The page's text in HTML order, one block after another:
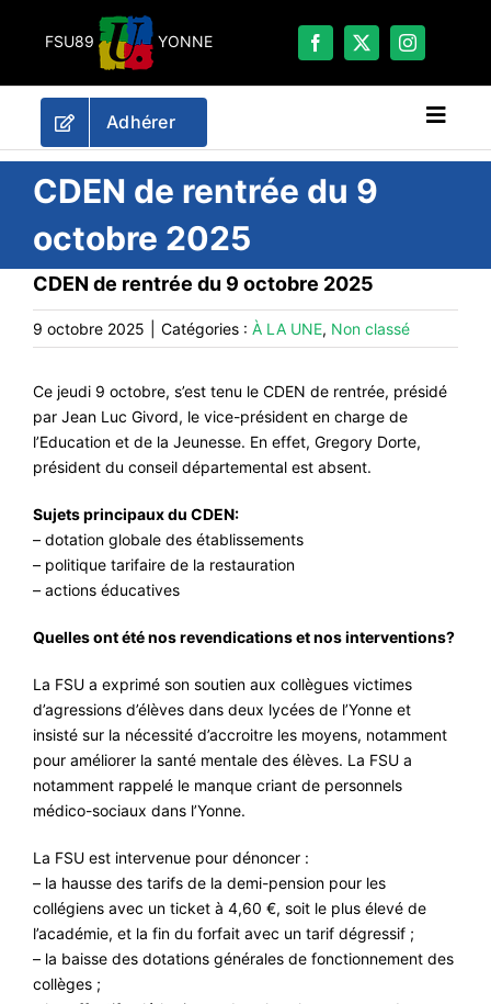
FSU89 YONNE
Adhérer
à
RECHERCHER:
#ACTUALITÉS
LA FSU 89
PUBLICATIONS
CONTACT
#FORMATION
#ÉLECTIONS
#MÉDIAS
#DÉBATS
#PRESSE
#ARCHIVES
CDEN de rentrée du 9
octobre 2025
CDEN de rentrée du 9 octobre 2025
9 octobre 2025 Catégories : À LA UNE, Non classé
Ce jeudi 9 octobre, s’est tenu le CDEN de rentrée, présidé
par Jean Luc Givord, le vice-président en charge de
l’Education et de la Jeunesse. En effet, Gregory Dorte,
président du conseil départemental est absent.
Sujets principaux du CDEN:
– dotation globale des établissements
– politique tarifaire de la restauration
– actions éducatives
Quelles ont été nos revendications et nos interventions?
La FSU a exprimé son soutien aux collègues victimes
d’agressions d’élèves dans deux lycées de l’Yonne et
insisté sur la nécessité d’accroitre les moyens, notamment
pour améliorer la santé mentale des élèves. La FSU a
notamment rappelé le manque criant de personnels
médico-sociaux dans l’Yonne.
La FSU est intervenue pour dénoncer :
– la hausse des tarifs de la demi-pension pour les
collégiens avec un ticket à 4,60 €, soit le plus élevé de
l’académie, et la fin du forfait avec un tarif dégressif ;
– la baisse des dotations générales de fonctionnement des
collèges ;